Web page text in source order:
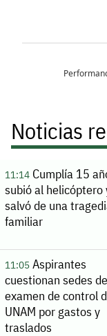
Noticias
11:14Cumplía 15
subió al helicóptero
salvó de una
familiar
11:05Aspirantes
cuestionan sedes
examen de control
UNAM por gastos y
traslados